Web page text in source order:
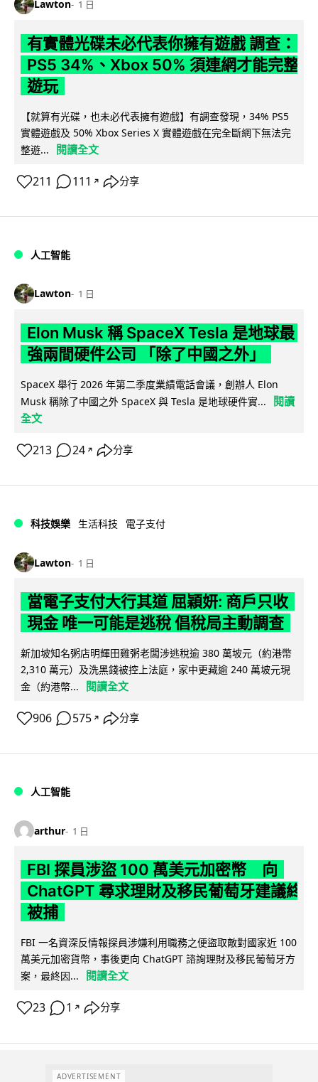
Lawton 1 日
有實體光碟未必代表你擁有遊戲 調查：
PS5 34%、Xbox 50% 須連網才能完整
遊玩
【就算有光碟，也未必代表擁有遊戲】有調查發現，34% PS5
實體遊戲及 50% Xbox Series X 實體遊戲在完全斷網下無法完
整遊...
閱讀全文
211 111 ↗ 分享
人工智能
Lawton 1 日
Elon Musk 稱 SpaceX Tesla 是地球最
強兩間硬件公司 「除了中國之外」
SpaceX 舉行 2026 年第二季度業績電話會議，創辦人 Elon
Musk 稱除了中國之外 SpaceX 與 Tesla 是地球硬件實...
閱讀
全文
213 24 ↗ 分享
科技娛樂 生活科技 電子支付
Lawton 1 日
當電子支付大行其道 屈穎妍: 商戶只收
現金 唯一可能是逃稅 倡稅局主動調查
新加坡知名粥店明輝田雞粥老闆涉逃稅逾 380 萬坡元（約港幣
2,310 萬元）及洗黑錢被控上法庭，家中更藏逾 240 萬坡元現
金（約港幣...
閱讀全文
906 575 ↗ 分享
人工智能
arthur 1 日
FBI 探員涉盜 100 萬美元加密幣 向
ChatGPT 尋求理財及移民葡萄牙建議終
被捕
FBI 一名資深反情報探員涉嫌利用職務之便盜取敵對國家近 100
萬美元加密貨幣，事後更向 ChatGPT 諮詢理財及移民葡萄牙方
案，最終因...
閱讀全文
23 1 ↗ 分享
ADVERTISEMENT